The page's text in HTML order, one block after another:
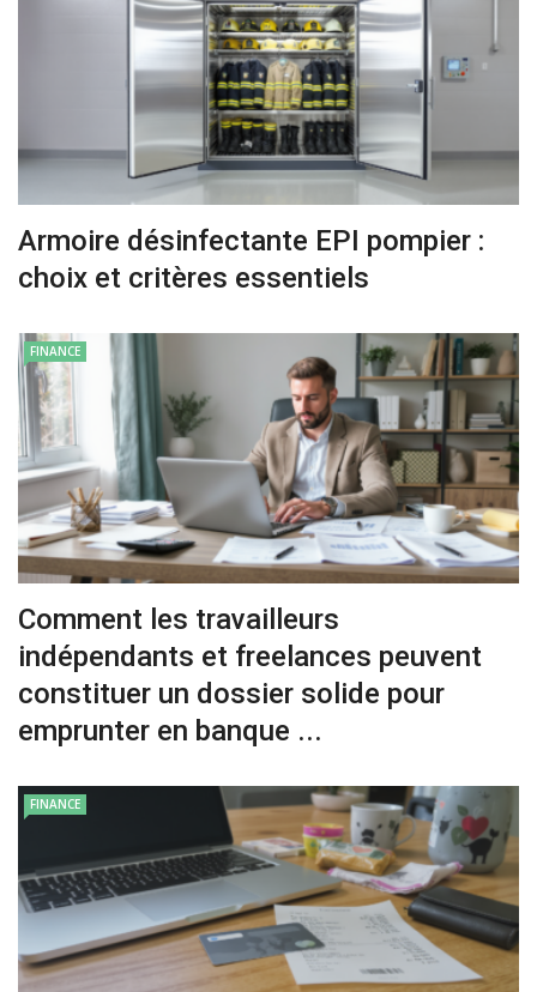
Armoire désinfectante EPI pompier :
choix et critères essentiels
FINANCE
Comment les travailleurs
indépendants et freelances peuvent
constituer un dossier solide pour
emprunter en banque ...
FINANCE